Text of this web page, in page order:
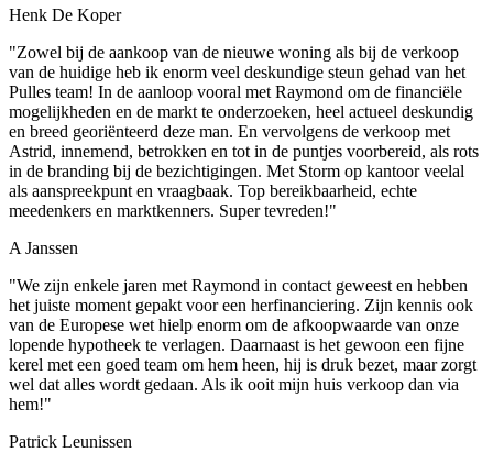
Henk De Koper
"Zowel bij de aankoop van de nieuwe woning als bij de verkoop
van de huidige heb ik enorm veel deskundige steun gehad van het
Pulles team! In de aanloop vooral met Raymond om de financiële
mogelijkheden en de markt te onderzoeken, heel actueel deskundig
en breed georiënteerd deze man. En vervolgens de verkoop met
Astrid, innemend, betrokken en tot in de puntjes voorbereid, als rots
in de branding bij de bezichtigingen. Met Storm op kantoor veelal
als aanspreekpunt en vraagbaak. Top bereikbaarheid, echte
meedenkers en marktkenners. Super tevreden!"
A Janssen
"We zijn enkele jaren met Raymond in contact geweest en hebben
het juiste moment gepakt voor een herfinanciering. Zijn kennis ook
van de Europese wet hielp enorm om de afkoopwaarde van onze
lopende hypotheek te verlagen. Daarnaast is het gewoon een fijne
kerel met een goed team om hem heen, hij is druk bezet, maar zorgt
wel dat alles wordt gedaan. Als ik ooit mijn huis verkoop dan via
hem!"
Patrick Leunissen